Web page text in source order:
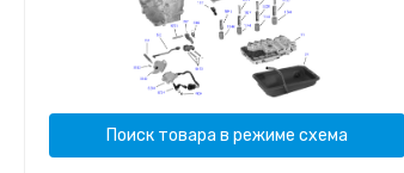
Поиск товара в режиме схема